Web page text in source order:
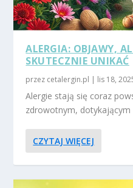
ALERGIA: OBJAWY,
SKUTECZNIE UNIKAĆ
przez cetalergin.pl | lis 18,
Alergie stają się coraz
zdrowotnym, dotykającym
CZYTAJ WIĘCEJ